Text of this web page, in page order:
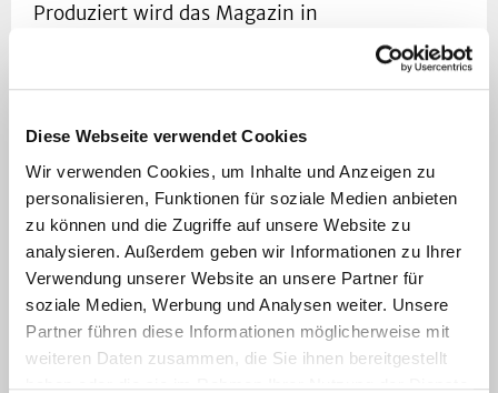
Diese Webseite verwendet Cookies
Wir verwenden Cookies, um Inhalte und Anzeigen zu
personalisieren, Funktionen für soziale Medien anbieten
zu können und die Zugriffe auf unsere Website zu
analysieren. Außerdem geben wir Informationen zu Ihrer
Verwendung unserer Website an unsere Partner für
soziale Medien, Werbung und Analysen weiter. Unsere
Partner führen diese Informationen möglicherweise mit
weiteren Daten zusammen, die Sie ihnen bereitgestellt
haben oder die sie im Rahmen Ihrer Nutzung der Dienste
Produziert wird das Magazin in
Zusammenarbeit mit Rheinischen Post
Ausgabe 1/2019
In der vierten Ausgabe des UKD-
Gesundheitsmagazins erfahren Sie, was man
machen kann, um einen Schlaganfall
vorzubeugen. Außerdem zeigen wir die